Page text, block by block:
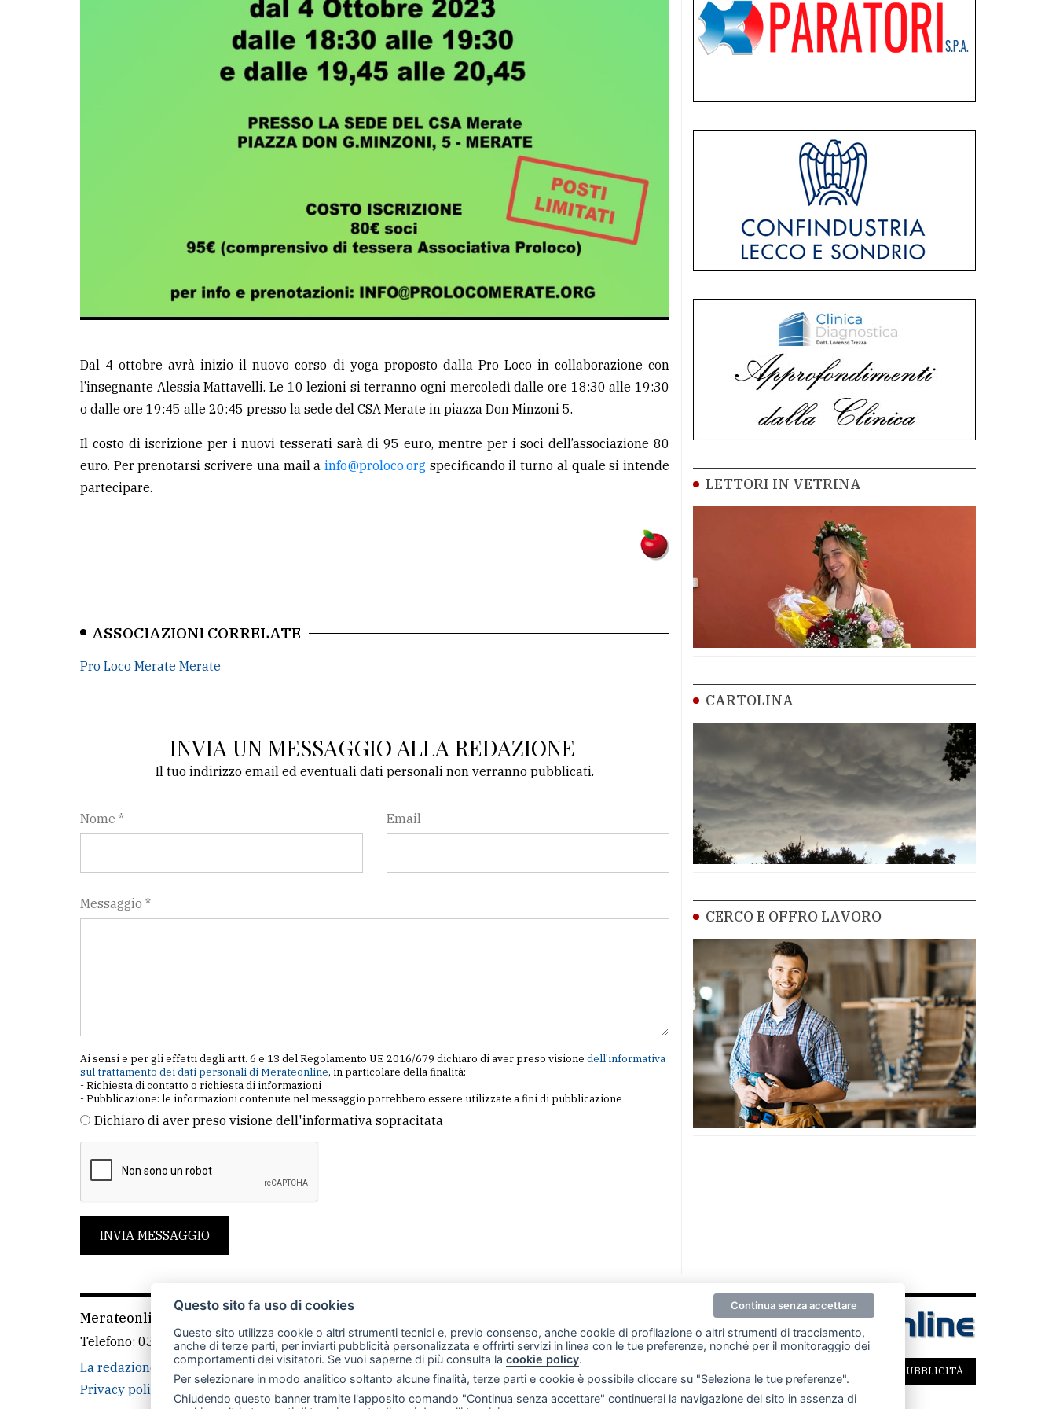
Dal 4 ottobre avrà inizio il nuovo corso di yoga proposto dalla Pro Loco in collaborazione con
l’insegnante Alessia Mattavelli. Le 10 lezioni si terranno ogni mercoledì dalle ore 18:30 alle 19:30
o dalle ore 19:45 alle 20:45 presso la sede del CSA Merate in piazza Don Minzoni 5.
Il costo di iscrizione per i nuovi tesserati sarà di 95 euro, mentre per i soci dell’associazione 80
euro. Per prenotarsi scrivere una mail a info@proloco.org specificando il turno al quale si intende
partecipare.
ASSOCIAZIONI CORRELATE
Pro Loco Merate Merate
INVIA UN MESSAGGIO ALLA REDAZIONE
Il tuo indirizzo email ed eventuali dati personali non verranno pubblicati.
Nome * Email
Messaggio *
Ai sensi e per gli effetti degli artt. 6 e 13 del Regolamento UE 2016/679 dichiaro di aver preso visione dell'informativa
sul trattamento dei dati personali di Merateonline, in particolare della finalità:
- Richiesta di contatto o richiesta di informazioni
- Pubblicazione: le informazioni contenute nel messaggio potrebbero essere utilizzate a fini di pubblicazione
Dichiaro di aver preso visione dell'informativa sopracitata
INVIA MESSAGGIO
LETTORI IN VETRINA
CARTOLINA
CERCO E OFFRO LAVORO
Merateonline S.r.l.
Telefono: 039 9902881- Whatsapp: 351 3481257 - E-mail: redazione@merateonline.it
La redazione
CasateOnline LeccoOnline RSS Made byVIP
Privacy policy
PER LA TUA PUBBLICITÀ
Questo sito fa uso di cookies
Questo sito utilizza cookie o altri strumenti tecnici e, previo consenso, anche cookie di profilazione o altri strumenti di tracciamento,
anche di terze parti, per inviarti pubblicità personalizzata e offrirti servizi in linea con le tue preferenze, nonché per il monitoraggio dei
comportamenti dei visitatori. Se vuoi saperne di più consulta la cookie policy.
Per selezionare in modo analitico soltanto alcune finalità, terze parti e cookie è possibile cliccare su "Seleziona le tue preferenze".
Chiudendo questo banner tramite l'apposito comando "Continua senza accettare" continuerai la navigazione del sito in assenza di
Continua senza accettare